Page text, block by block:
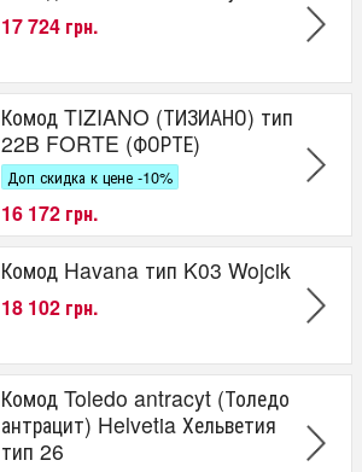
17 724 грн.
Комод TIZIANO (ТИЗИАНО) тип
22B FORTE (ФОРТЕ)
Доп скидка к цене -10%
16 172 грн.
Комод Havana тип K03 Wojcik
18 102 грн.
Комод Toledo antracyt (Толедо
антрацит) Helvetia Хельветия
тип 26